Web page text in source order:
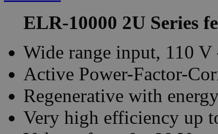
ELR-10000 2U Series
Wide range input, 110
Active Power-Factor-
Regenerative with
Very high efficiency up